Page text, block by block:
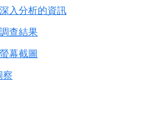
入分析的資訊
查結果
幕截圖
察